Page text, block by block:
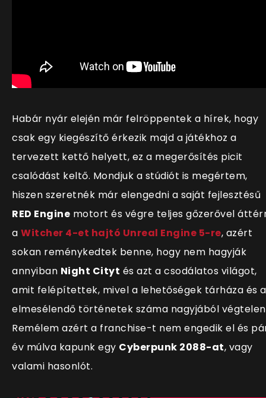
Habár nyár elején már felröppentek a hírek, hogy
csak egy kiegészítő érkezik majd a játékhoz a
tervezett kettő helyett, ez a megerősítés picit
csalódást keltő. Mondjuk a stúdiót is megértem,
hiszen szeretnék már elengedni a saját fejlesztésű
RED Engine motort és végre teljes gőzerővel
a Witcher 4-et hajtó Unreal Engine 5-re, azért
sokan reménykedtek benne, hogy nem hagyják
annyiban Night Cityt és azt a csodálatos világot,
amit felépítettek, mivel a lehetőségek tárháza és
elmesélendő történetek száma nagyjából
Remélem azért a franchise-t nem engedik el és
év múlva kapunk egy Cyberpunk 2088-at, vagy
valami hasonlót.